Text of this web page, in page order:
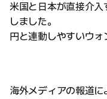
米国と日本が直接介
しました。
円と連動しやすいウォ
海外メディアの報道に